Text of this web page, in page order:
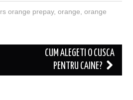
orange prepay, orange, orange
CUM ALEGETI O CUSCA
PENTRU CAINE?